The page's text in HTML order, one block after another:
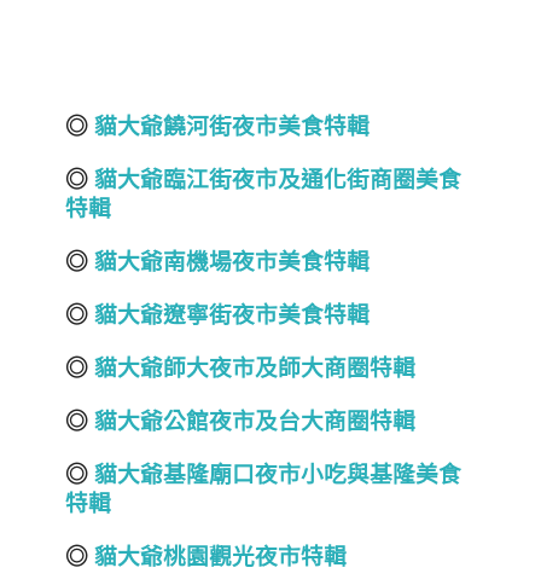
◎ 貓大爺饒河街夜市美食特輯
◎ 貓大爺臨江街夜市及通化街商圈美食
特輯
◎ 貓大爺南機場夜市美食特輯
◎ 貓大爺遼寧街夜市美食特輯
◎ 貓大爺師大夜市及師大商圈特輯
◎ 貓大爺公館夜市及台大商圈特輯
◎ 貓大爺基隆廟口夜市小吃與基隆美食
特輯
◎ 貓大爺桃園觀光夜市特輯